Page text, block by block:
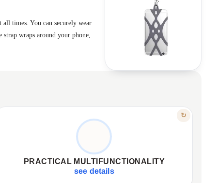
all times. You can securely wear
wraps around your phone,
↻
PRACTICAL MULTIFUNCTIONALITY
see details
FOR PHONE AND ESSENTIALS
Compatible with many phone models.
Ideal for travel, daily life.